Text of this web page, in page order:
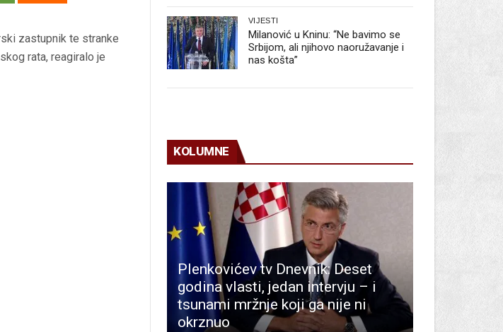
zastupnik te stranke
rata, reagiralo je
VIJESTI
Milanović u Kninu: “Ne bavimo se
Srbijom, ali njihovo naoružavanje i
nas košta”
KOLUMNE
Plenkovićev tv Dnevnik: Deset
godina vlasti, jedan intervju – i
tsunami mržnje koji ga nije ni
okrznuo